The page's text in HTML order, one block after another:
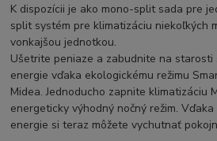
K dispozícii je ako mono-split sada pre
split systém pre klimatizáciu niekoľkých
vonkajšou jednotkou.
Ušetrite peniaze a zabudnite na starosti
energie vďaka ekologickému režimu
Midea. Jednoducho zapnite klimatizáciu
energeticky výhodný nočný režim.
energie si teraz môžete vychutnať